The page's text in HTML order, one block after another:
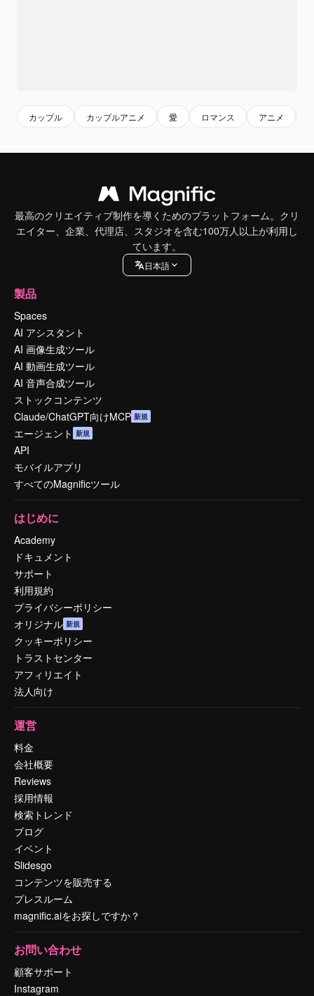
カップル カップルアニメ 愛 ロマンス アニメ
最高のクリエイティブ制作を導くためのプラットフォーム。クリ
エイター、企業、代理店、スタジオを含む100万人以上が利用し
ています。
日本語
製品
Spaces
AI アシスタント
AI 画像生成ツール
AI 動画生成ツール
AI 音声合成ツール
ストックコンテンツ
Claude/ChatGPT向けMCP 新規
エージェント 新規
API
モバイルアプリ
すべてのMagnificツール
はじめに
Academy
ドキュメント
サポート
利用規約
プライバシーポリシー
オリジナル 新規
クッキーポリシー
トラストセンター
アフィリエイト
法人向け
運営
料金
会社概要
Reviews
採用情報
検索トレンド
ブログ
イベント
Slidesgo
コンテンツを販売する
プレスルーム
magnific.aiをお探しですか？
お問い合わせ
顧客サポート
Instagram